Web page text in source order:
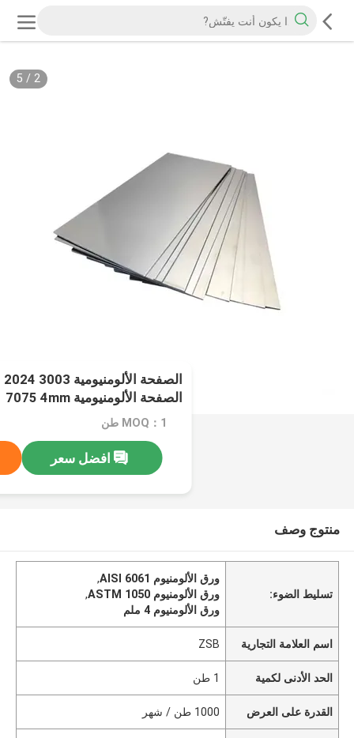
2
/
5
الصفحة الألومنيومية AISI 5083 6061 7075 4mm
MOQ：1 طن
افضل سعر
منتوج وصف
تسليط الضوء:
ورق الألومنيوم AISI 6061
,
ورق الألومنيوم ASTM 1050
,
ورق الألومنيوم 4 ملم
اسم العلامة التجارية ZSB
الحد الأدنى لكمية 1 طن
القدرة على العرض 1000 طن / شهر